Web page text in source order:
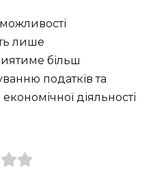
лише
більш
податків та
діяльності